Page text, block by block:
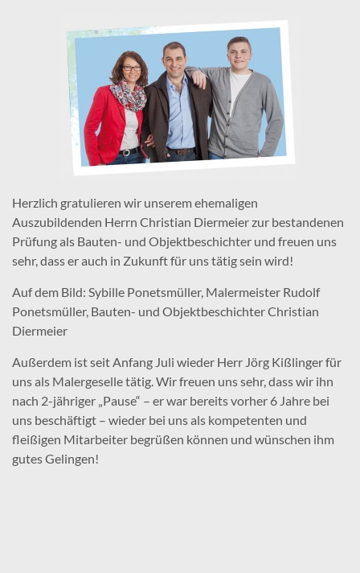
Herzlich gratulieren wir unserem ehemaligen
Auszubildenden Herrn Christian Diermeier zur bestandenen
Prüfung als Bauten- und Objektbeschichter und freuen uns
sehr, dass er auch in Zukunft für uns tätig sein wird!
Auf dem Bild: Sybille Ponetsmüller, Malermeister Rudolf
Ponetsmüller, Bauten- und Objektbeschichter Christian
Diermeier
Außerdem ist seit Anfang Juli wieder Herr Jörg Kißlinger für
uns als Malergeselle tätig. Wir freuen uns sehr, dass wir ihn
nach 2-jähriger „Pause“ – er war bereits vorher 6 Jahre bei
uns beschäftigt – wieder bei uns als kompetenten und
fleißigen Mitarbeiter begrüßen können und wünschen ihm
gutes Gelingen!